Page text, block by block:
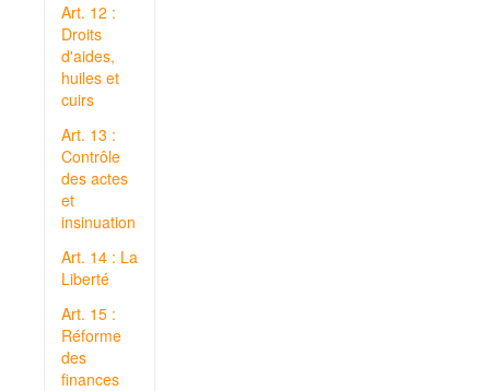
Art. 12 :
Droits
d'aides,
huiles et
cuirs
Art. 13 :
Contrôle
des actes
et
insinuation
Art. 14 : La
Liberté
Art. 15 :
Réforme
des
finances